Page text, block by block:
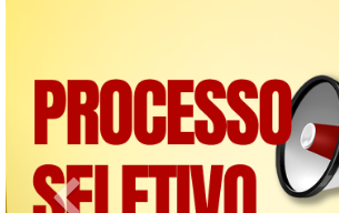
Previous